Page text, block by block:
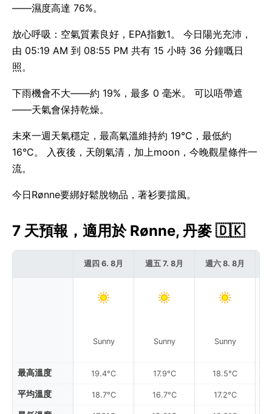
——濕度高達 76%。
放心呼吸：空氣質素良好，EPA指數1。 今日陽光充沛，
由 05:19 AM 到 08:55 PM 共有 15 小時 36 分鐘嘅日
照。
下雨機會不大——約 19%，最多 0 毫米。 可以唔帶遮
——天氣會保持乾燥。
未來一週天氣穩定，最高氣溫維持約 19°C，最低約
16°C。 入夜後，天朗氣清，加上moon，今晚觀星條件一
流。
今日Rønne要綁好鬆脫物品，著衫要擋風。
7 天預報，適用於 Rønne, 丹麥 🇩🇰
最高溫度
平均溫度
週四 6. 8月
Sunny
19.4°C
18.7°C
週五 7. 8月
Sunny
17.9°C
16.7°C
週六 8. 8月
Sunny
18.5°C
17.2°C